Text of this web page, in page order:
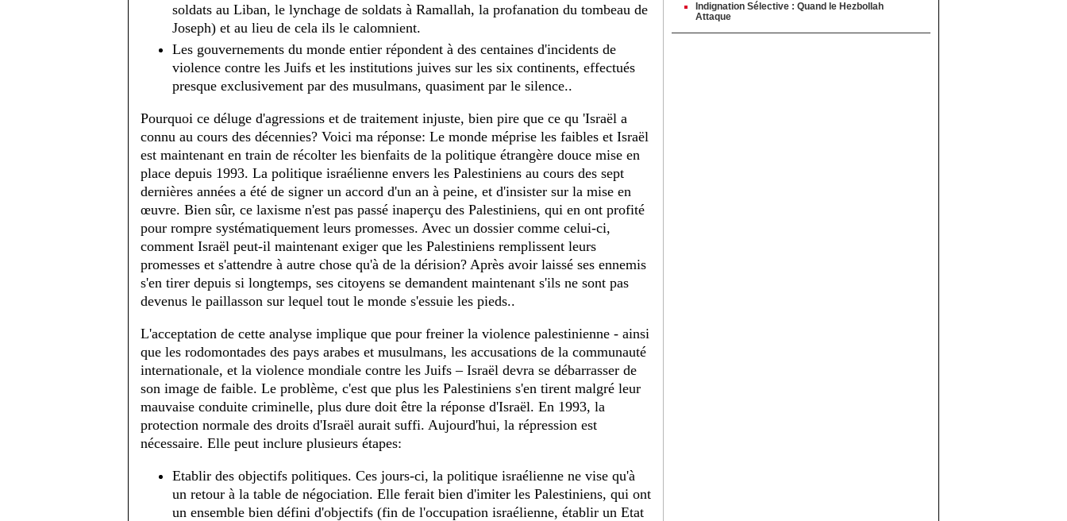
soldats au Liban, le lynchage de soldats à Ramallah, la profanation du tombeau de
Joseph) et au lieu de cela ils le calomnient.
Les gouvernements du monde entier répondent à des centaines d'incidents de
violence contre les Juifs et les institutions juives sur les six continents, effectués
presque exclusivement par des musulmans, quasiment par le silence..
Pourquoi ce déluge d'agressions et de traitement injuste, bien pire que ce qu 'Israël a
connu au cours des décennies? Voici ma réponse: Le monde méprise les faibles et Israël
est maintenant en train de récolter les bienfaits de la politique étrangère douce mise en
place depuis 1993. La politique israélienne envers les Palestiniens au cours des sept
dernières années a été de signer un accord d'un an à peine, et d'insister sur la mise en
œuvre. Bien sûr, ce laxisme n'est pas passé inaperçu des Palestiniens, qui en ont profité
pour rompre systématiquement leurs promesses. Avec un dossier comme celui-ci,
comment Israël peut-il maintenant exiger que les Palestiniens remplissent leurs
promesses et s'attendre à autre chose qu'à de la dérision? Après avoir laissé ses ennemis
s'en tirer depuis si longtemps, ses citoyens se demandent maintenant s'ils ne sont pas
devenus le paillasson sur lequel tout le monde s'essuie les pieds..
L'acceptation de cette analyse implique que pour freiner la violence palestinienne - ainsi
que les rodomontades des pays arabes et musulmans, les accusations de la communauté
internationale, et la violence mondiale contre les Juifs – Israël devra se débarrasser de
son image de faible. Le problème, c'est que plus les Palestiniens s'en tirent malgré leur
mauvaise conduite criminelle, plus dure doit être la réponse d'Israël. En 1993, la
protection normale des droits d'Israël aurait suffi. Aujourd'hui, la répression est
nécessaire. Elle peut inclure plusieurs étapes:
Etablir des objectifs politiques. Ces jours-ci, la politique israélienne ne vise qu'à
un retour à la table de négociation. Elle ferait bien d'imiter les Palestiniens, qui ont
un ensemble bien défini d'objectifs (fin de l'occupation israélienne, établir un Etat
Indignation Sélective : Quand le Hezbollah
Attaque